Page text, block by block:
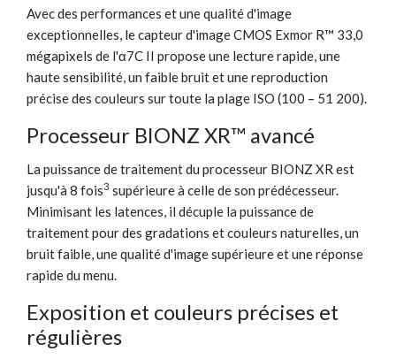
Avec des performances et une qualité d'image
exceptionnelles, le capteur d'image CMOS Exmor R™ 33,0
mégapixels de l'α7C II propose une lecture rapide, une
haute sensibilité, un faible bruit et une reproduction
précise des couleurs sur toute la plage ISO (100 – 51 200).
Processeur BIONZ XR™ avancé
La puissance de traitement du processeur BIONZ XR est
jusqu'à 8 fois3 supérieure à celle de son prédécesseur.
Minimisant les latences, il décuple la puissance de
traitement pour des gradations et couleurs naturelles, un
bruit faible, une qualité d'image supérieure et une réponse
rapide du menu.
Exposition et couleurs précises et
régulières